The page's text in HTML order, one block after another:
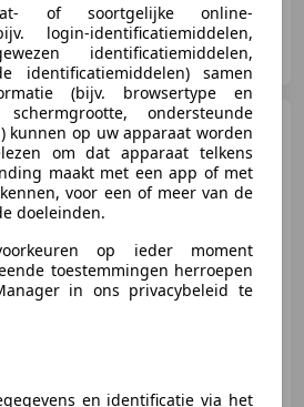
Peugeot 20081.2 PureTech
Active
€ 15.999
of soortgelijke online-
login-identificatiemiddelen,
identificatiemiddelen,
identificatiemiddelen) samen
(bijv. browsertype en
ondersteunde
kunnen op uw apparaat worden
om dat apparaat telkens
maakt met een app of met
voor een of meer van de
doeleinden.
op ieder moment
toestemmingen herroepen
in ons privacybeleid te
en identificatie via het